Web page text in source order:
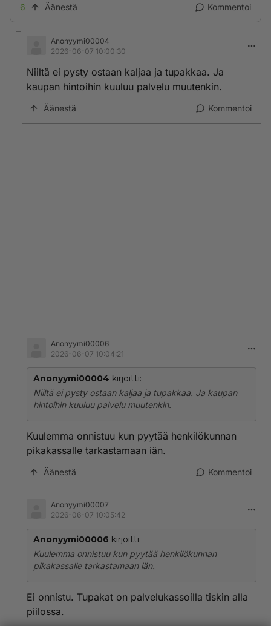
6 Äänestä Kommentoi
Anonyymi00004
2026-06-07 10:00:30
Niiltä ei pysty ostaan kaljaa ja tupakkaa. Ja
kaupan hintoihin kuuluu palvelu muutenkin.
Äänestä Kommentoi
Anonyymi00006
2026-06-07 10:04:21
Anonyymi00004 kirjoitti:
Niiltä ei pysty ostaan kaljaa ja tupakkaa. Ja kaupan
hintoihin kuuluu palvelu muutenkin.
Kuulemma onnistuu kun pyytää henkilökunnan
pikakassalle tarkastamaan iän.
Äänestä Kommentoi
Anonyymi00007
2026-06-07 10:05:42
Anonyymi00006 kirjoitti:
Kuulemma onnistuu kun pyytää henkilökunnan
pikakassalle tarkastamaan iän.
Ei onnistu. Tupakat on palvelukassoilla tiskin alla
piilossa.